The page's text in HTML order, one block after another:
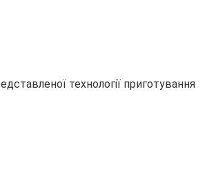
технології приготування